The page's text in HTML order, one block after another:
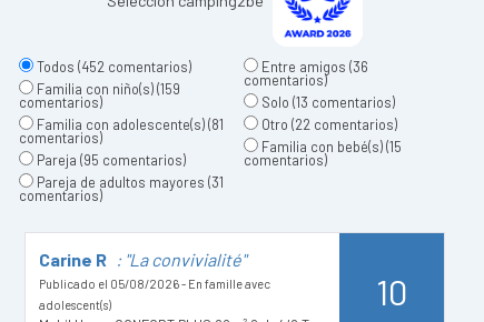
Todos (452 comentarios)
Familia con niño(s)(159
comentarios)
Familia con adolescente(s)(81
comentarios)
Pareja (95 comentarios)
Pareja de adultos mayores (31
comentarios)
Entre amigos (36
comentarios)
Solo (13 comentarios)
Otro (22 comentarios)
Familia con bebé(s)(15
comentarios)
Carine R : "La convivialité"
Publicado el 05/08/2026 - En famille avec
adolescent(s)
10